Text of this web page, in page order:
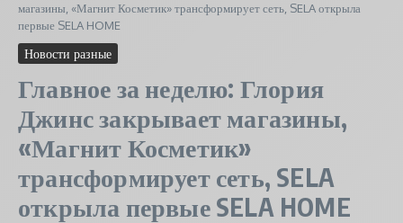
магазины, «Магнит Косметик» трансформирует сеть, SELA открыла
первые SELA HOME
Новости разные
Главное за неделю: Глория
Джинс закрывает магазины,
«Магнит Косметик»
трансформирует сеть, SELA
открыла первые SELA HOME